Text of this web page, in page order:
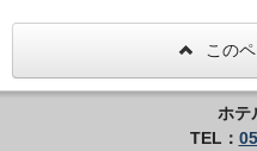
日頃の皆様に感
・平日限定 貸
※事前予約制。
この
ホテ
TEL：